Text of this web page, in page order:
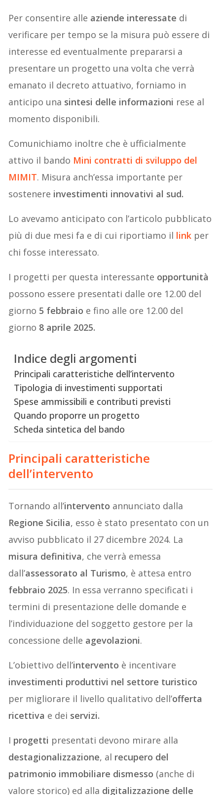
Per consentire alle aziende interessate di
verificare per tempo se la misura può essere di
interesse ed eventualmente prepararsi a
presentare un progetto una volta che verrà
emanato il decreto attuativo, forniamo in
anticipo una sintesi delle informazioni rese al
momento disponibili.
Comunichiamo inoltre che è ufficialmente
attivo il bando Mini contratti di sviluppo del
MIMIT. Misura anch’essa importante per
sostenere investimenti innovativi al sud.
Lo avevamo anticipato con l’articolo pubblicato
più di due mesi fa e di cui riportiamo il link per
chi fosse interessato.
I progetti per questa interessante opportunità
possono essere presentati dalle ore 12.00 del
giorno 5 febbraio e fino alle ore 12.00 del
giorno 8 aprile 2025.
Indice degli argomenti
Principali caratteristiche dell’intervento
Tipologia di investimenti supportati
Spese ammissibili e contributi previsti
Quando proporre un progetto
Scheda sintetica del bando
Principali caratteristiche
dell’intervento
Tornando all’intervento annunciato dalla
Regione Sicilia, esso è stato presentato con un
avviso pubblicato il 27 dicembre 2024. La
misura definitiva, che verrà emessa
dall’assessorato al Turismo, è attesa entro
febbraio 2025. In essa verranno specificati i
termini di presentazione delle domande e
l’individuazione del soggetto gestore per la
concessione delle agevolazioni.
L’obiettivo dell’intervento è incentivare
investimenti produttivi nel settore turistico
per migliorare il livello qualitativo dell’offerta
ricettiva e dei servizi.
I progetti presentati devono mirare alla
destagionalizzazione, al recupero del
patrimonio immobiliare dismesso (anche di
valore storico) ed alla digitalizzazione delle